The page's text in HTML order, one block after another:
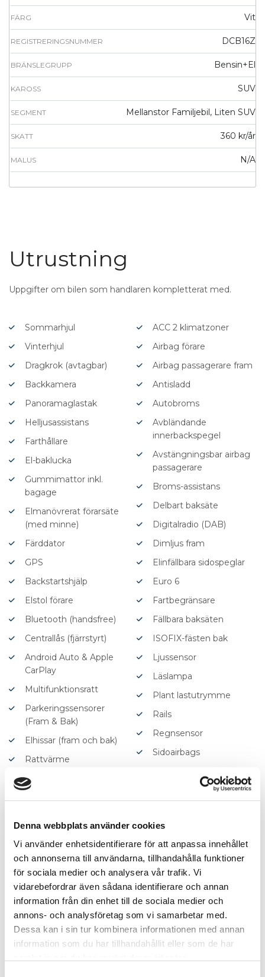
Denna webbplats använder cookies
Vi använder enhetsidentifierare för att anpassa innehållet
och annonserna till användarna, tillhandahålla funktioner
för sociala medier och analysera vår trafik. Vi
vidarebefordrar även sådana identifierare och annan
information från din enhet till de sociala medier och
annons- och analysföretag som vi samarbetar med.
Dessa kan i sin tur kombinera informationen med annan
information som du har tillhandahållit eller som de har
FÄRG Vit
REGISTRERINGSNUMMER DCB16Z
BRÄNSLEGRUPP Bensin+El
KAROSS SUV
SEGMENT Mellanstor Familjebil, Liten SUV
SKATT 360 kr/år
MALUS N/A
Utrustning
Uppgifter om bilen som handlaren kompletterat med.
Sommarhjul
Vinterhjul
Dragkrok (avtagbar)
Backkamera
Panoramaglastak
Helljusassistans
Farthållare
El-baklucka
Gummimattor inkl.
bagage
Elmanövrerat förarsäte
(med minne)
Färddator
GPS
Backstartshjälp
Elstol förare
Bluetooth (handsfree)
Centrallås (fjärrstyrt)
Android Auto & Apple
CarPlay
Multifunktionsratt
Parkeringssensorer
(Fram & Bak)
Elhissar (fram och bak)
Rattvärme
Sätesvärme (Fram &
Bak)
Rear Traffic Alert
Parkeringsassistans
Körfilsassistans
Keyless
LED Strålkastare
Klädsel (helskinn)
Elinfällbara Sidospeglar
ABS-bromsar
ACC 2 klimatzoner
Airbag förare
Airbag passagerare fram
Antisladd
Autobroms
Avbländande
innerbackspegel
Avstängningsbar airbag
passagerare
Broms-assistans
Delbart baksäte
Digitalradio (DAB)
Dimljus fram
Elinfällbara sidospeglar
Euro 6
Fartbegränsare
Fällbara baksäten
ISOFIX-fästen bak
Ljussensor
Läslampa
Plant lastutrymme
Rails
Regnsensor
Sidoairbags
Sminkspegel
Startspärr
Stöldlarm
Svensksåld
Trötthetsvarnare
Uppvärmda spolare
Yttertemperaturmätare
Vi tar gärna din bil i